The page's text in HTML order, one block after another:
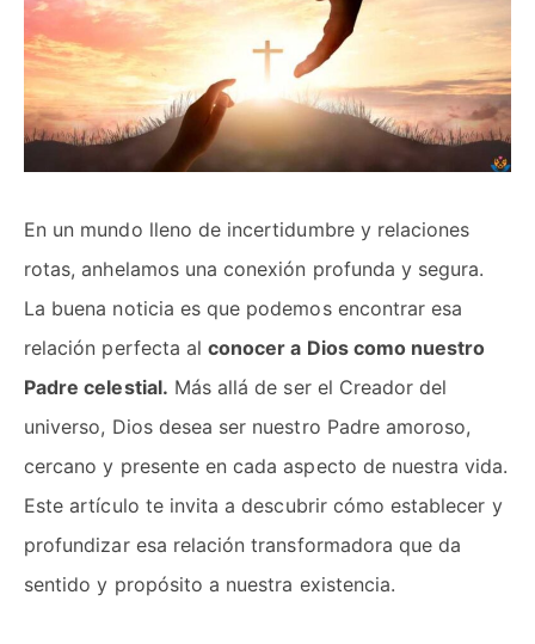
En un mundo lleno de incertidumbre y relaciones
rotas, anhelamos una conexión profunda y segura.
La buena noticia es que podemos encontrar esa
relación perfecta alconocer a Dios como nuestro
Padre celestial. Más allá de ser el Creador del
universo, Dios desea ser nuestro Padre amoroso,
cercano y presente en cada aspecto de nuestra vida.
Este artículo te invita a descubrir cómo establecer y
profundizar esa relación transformadora que da
sentido y propósito a nuestra existencia.